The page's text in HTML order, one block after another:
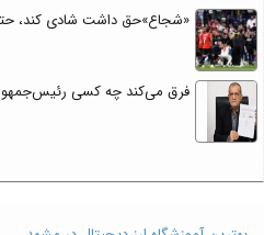
«شجاع»حق داشت شادی کند،
فرق می‌کند چه کسی